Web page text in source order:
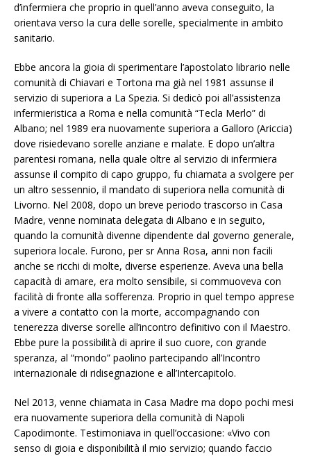
d’infermiera che proprio in quell’anno aveva conseguito, la
orientava verso la cura delle sorelle, specialmente in ambito
sanitario.
Ebbe ancora la gioia di sperimentare l’apostolato librario nelle
comunità di Chiavari e Tortona ma già nel 1981 assunse il
servizio di superiora a La Spezia. Si dedicò poi all’assistenza
infermieristica a Roma e nella comunità “Tecla Merlo” di
Albano; nel 1989 era nuovamente superiora a Galloro (Ariccia)
dove risiedevano sorelle anziane e malate. E dopo un’altra
parentesi romana, nella quale oltre al servizio di infermiera
assunse il compito di capo gruppo, fu chiamata a svolgere per
un altro sessennio, il mandato di superiora nella comunità di
Livorno. Nel 2008, dopo un breve periodo trascorso in Casa
Madre, venne nominata delegata di Albano e in seguito,
quando la comunità divenne dipendente dal governo generale,
superiora locale. Furono, per sr Anna Rosa, anni non facili
anche se ricchi di molte, diverse esperienze. Aveva una bella
capacità di amare, era molto sensibile, si commuoveva con
facilità di fronte alla sofferenza. Proprio in quel tempo apprese
a vivere a contatto con la morte, accompagnando con
tenerezza diverse sorelle all’incontro definitivo con il Maestro.
Ebbe pure la possibilità di aprire il suo cuore, con grande
speranza, al “mondo” paolino partecipando all’Incontro
internazionale di ridisegnazione e all’Intercapitolo.
Nel 2013, venne chiamata in Casa Madre ma dopo pochi mesi
era nuovamente superiora della comunità di Napoli
Capodimonte. Testimoniava in quell’occasione: «Vivo con
senso di gioia e disponibilità il mio servizio; quando faccio